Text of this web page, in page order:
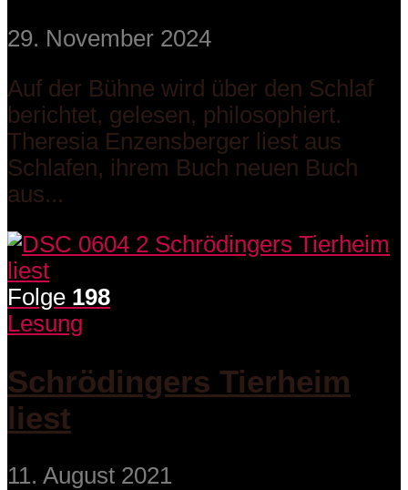
29. November 2024
Auf der Bühne wird über den Schlaf
berichtet, gelesen, philosophiert.
Theresia Enzensberger liest aus
Schlafen, ihrem Buch neuen Buch
aus...
Folge 198
Lesung
Schrödingers Tierheim
liest
11. August 2021